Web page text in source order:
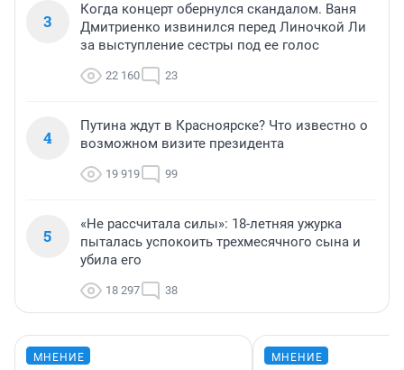
3
Когда концерт обернулся скандалом. Ваня
Дмитриенко извинился перед Линочкой Ли
за выступление сестры под ее голос
22 160 23
4
Путина ждут в Красноярске? Что известно о
возможном визите президента
19 919 99
5
«Не рассчитала силы»: 18-летняя ужурка
пыталась успокоить трехмесячного сына и
убила его
18 297 38
МНЕНИЕ МНЕНИЕ